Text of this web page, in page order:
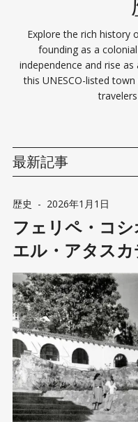
Explore the rich history
founding as a
independence and rise
this UNESCO-listed
最新記事
歴史 - 2026年1月1日
フェリペ・コ
エル・アタスカ